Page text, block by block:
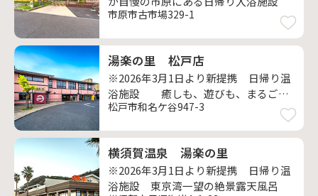
市原市古市場329-1
湯楽の里 松戸店
※2026年3月1日より新提携 日帰り温
浴施設 癒しも、遊びも、まるごと
一日湯楽時間
松戸市和名ケ谷947-3
横須賀温泉 湯楽の里
※2026年3月1日より新提携 日帰り温
浴施設 東京湾一望の絶景露天風呂